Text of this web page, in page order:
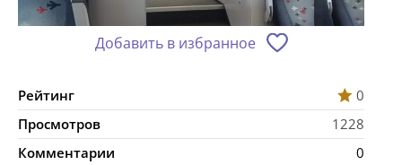
Добавить в избранное
Рейтинг
0
Просмотров
1228
Комментарии
0